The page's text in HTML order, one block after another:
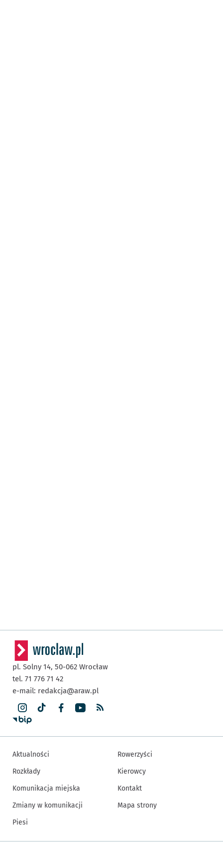
pl. Solny 14, 50-062 Wrocław
tel. 71 776 71 42
e-mail: redakcja@araw.pl
Aktualności
Rozkłady
Komunikacja miejska
Zmiany w komunikacji
Piesi
Rowerzyści
Kierowcy
Kontakt
Mapa strony